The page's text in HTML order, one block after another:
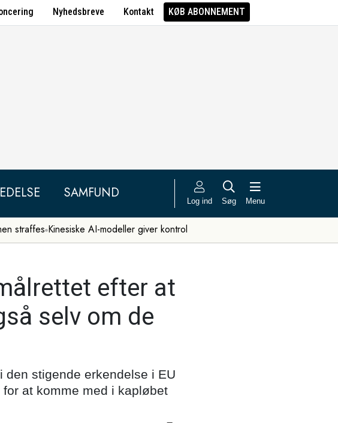
Nyhedsbreve Kontakt KØB ABONNEMENT
SAMFUND Log ind Søg Menu
straffes Kinesiske AI-modeller giver kontrol
efter at
selv om de
stigende erkendelse i EU
at komme med i kapløbet